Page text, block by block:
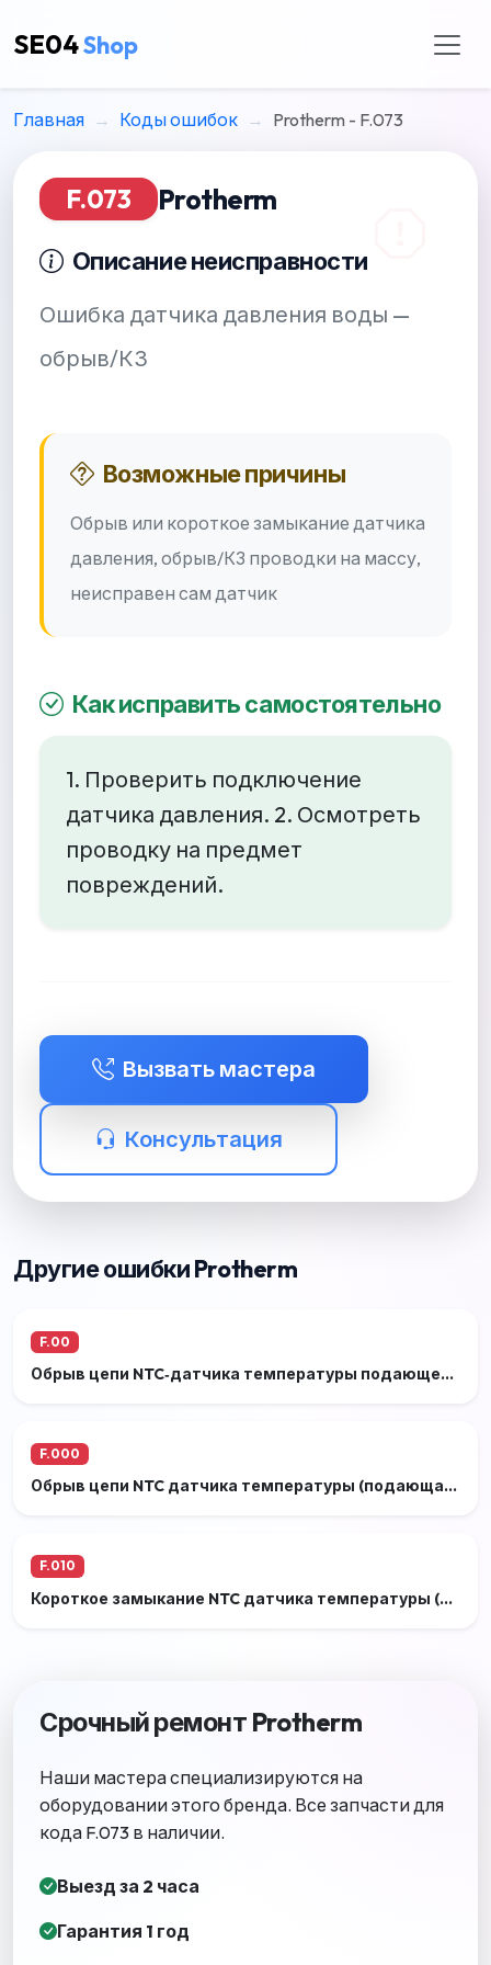
SE04Shop
Главная Коды ошибок Protherm - F.073
F.073 Protherm
Описание неисправности
Ошибка датчика давления воды —
обрыв/КЗ
Возможные причины
Обрыв или короткое замыкание датчика
давления, обрыв/КЗ проводки на массу,
неисправен сам датчик
Как исправить самостоятельно
1. Проверить подключение
датчика давления. 2. Осмотреть
проводку на предмет
повреждений.
Вызвать мастера
Консультация
Другие ошибки Protherm
F.00
Обрыв цепи NTC‑датчика температуры подающей линии. Разрыв цепи датчика температуры (NTC) на подающей линии котла (подающий датчик отопительной воды).
F.000
Обрыв цепи NTC датчика температуры (подающая линия)
F.010
Короткое замыкание NTC датчика температуры (подающая линия)
Срочный ремонт Protherm
Наши мастера специализируются на
оборудовании этого бренда. Все запчасти для
кода F.073 в наличии.
Выезд за 2 часа
Гарантия 1 год